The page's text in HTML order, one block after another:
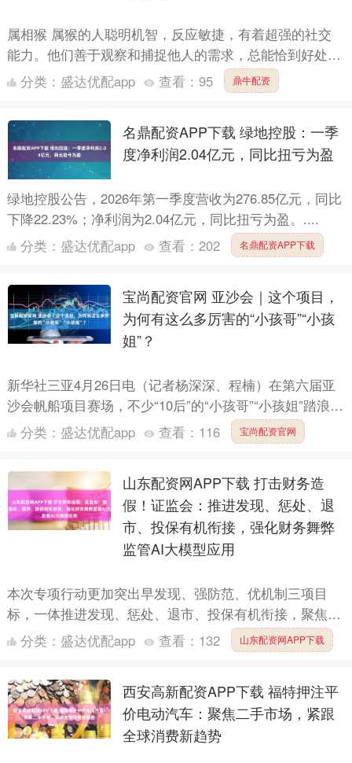
属相猴 属猴的人聪明机智，反应敏捷，有着超强的社交
能力。他们善于观察和捕捉他人的需求，总能恰到好处地
给予帮助，因此结下了广泛的贵人缘。马年对于属猴的人
分类： 盛达优配app 查看： 95 鼎牛配资
名鼎配资APP下载 绿地控股：一季
度净利润2.04亿元，同比扭亏为盈
绿地控股公告，2026年第一季度营收为276.85亿元，同比
下降22.23%；净利润为2.04亿元，同比扭亏为盈。....
分类： 盛达优配app 查看： 202 名鼎配资APP下载
宝尚配资官网 亚沙会｜这个项目，
为何有这么多厉害的“小孩哥”“小孩
姐”？
新华社三亚4月26日电（记者杨深深、程楠）在第六届亚
沙会帆船项目赛场，不少“10后”的“小孩哥”“小孩姐”踏浪而
来，初登亚沙会大舞台。 帆船赛场为何“小鬼当家”....
分类： 盛达优配app 查看： 116 宝尚配资官网
山东配资网APP下载 打击财务造
假！证监会：推进发现、惩处、退
市、投保有机衔接，强化财务舞弊
监管AI大模型应用
本次专项行动更加突出早发现、强防范、优机制三项目
标，一体推进发现、惩处、退市、投保有机衔接，聚焦四
方面重点任务。一是进一步严密监管发现网络。优化分类
监管，加强预....
分类： 盛达优配app 查看： 132 山东配资网APP下载
西安高新配资APP下载 福特押注平
价电动汽车：聚焦二手市场，紧跟
全球消费新趋势